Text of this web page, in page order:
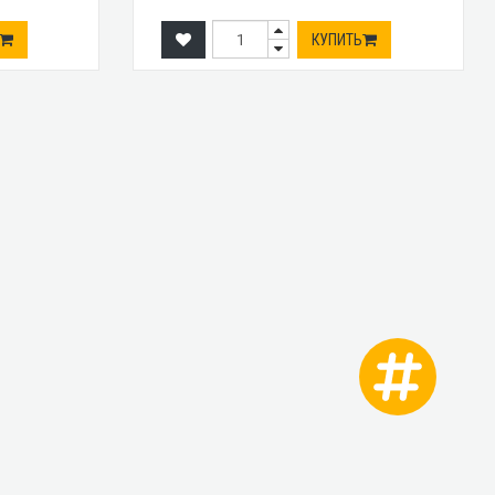
КУПИТЬ